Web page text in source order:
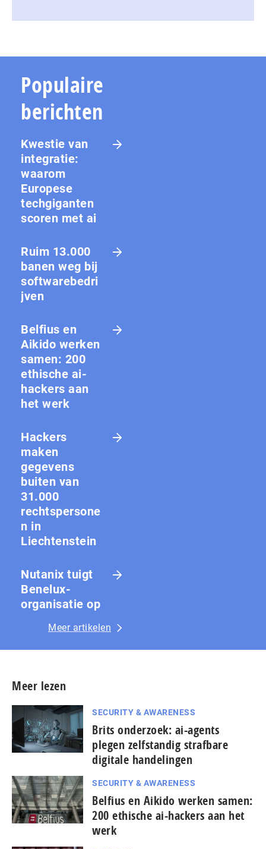
Populaire
berichten
Kwestie van
integratie:
waarom
Europese
techgiganten
scoren met ai
Ruim 13.000
banen weg bij
softwarebedri
jven
Belfius en
Aikido werken
samen: 200
ethische ai-
hackers aan
het werk
Hackers
maken
gegevens
buiten van
31.000
rechtspersone
n in
Liechtenstein
Nutanix tuigt
Benelux-
organisatie op
Meer artikelen
Meer lezen
SECURITY & AWARENESS
Brits onderzoek: ai-agents
plegen zelfstandig strafbare
digitale handelingen
SECURITY & AWARENESS
Belfius en Aikido werken samen:
200 ethische ai-hackers aan het
werk